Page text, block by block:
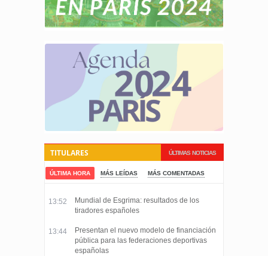
ÚLTIMAS NOTICIAS
TITULARES
ÚLTIMA HORA MÁS LEÍDAS MÁS COMENTADAS
13:52
Mundial de Esgrima: resultados de los
tiradores españoles
13:44
Presentan el nuevo modelo de financiación
pública para las federaciones deportivas
españolas